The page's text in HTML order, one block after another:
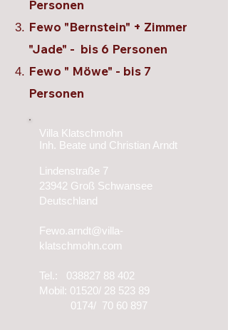
Personen
Fewo "Bernstein" + Zimmer
"Jade" - bis 6 Personen
Fewo " Möwe" - bis 7
Personen
Villa Klatschmohn
Inh. Beate und Christian Arndt
Lindenstraße 7
23942 Groß Schwansee
Deutschland
Fewo.arndt@villa-
klatschmohn.com
Tel.: 038827 88 402
Mobil: 01520/ 28 523 89
0174/ 70 60 897